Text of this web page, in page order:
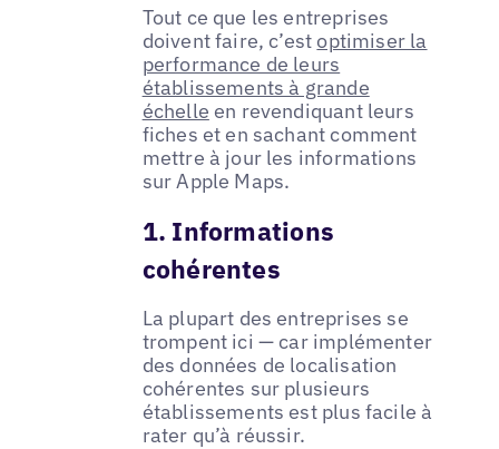
Tout ce que les entreprises
doivent faire, c’est optimiser la
performance de leurs
établissements à grande
échelle en revendiquant leurs
fiches et en sachant comment
mettre à jour les informations
sur Apple Maps.
1. Informations
cohérentes
La plupart des entreprises se
trompent ici — car implémenter
des données de localisation
cohérentes sur plusieurs
établissements est plus facile à
rater qu’à réussir.